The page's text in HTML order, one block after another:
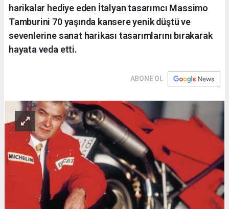
harikalar hediye eden İtalyan tasarımcı Massimo
Tamburini 70 yaşında kansere yenik düştü ve
sevenlerine sanat harikası tasarımlarını bırakarak
hayata veda etti.
ABONE OL